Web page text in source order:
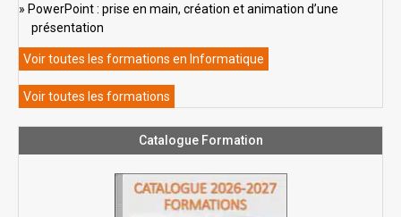
PowerPoint : prise en main, création et animation d’une
présentation
Voir toutes les formations en Informatique
Voir toutes les formations
Catalogue Formation